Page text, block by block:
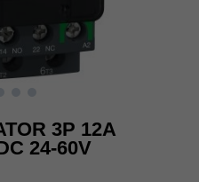
3P 12A
24-60V